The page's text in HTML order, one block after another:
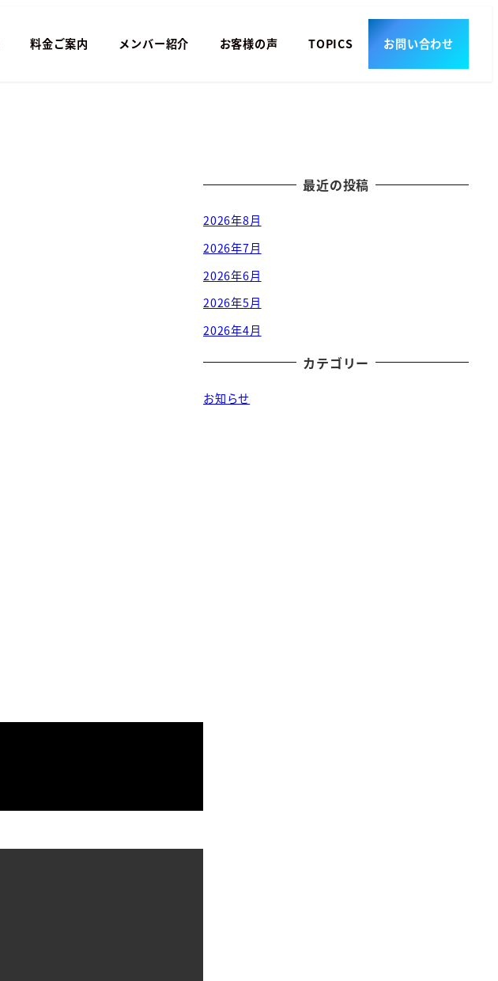
料金ご案内 メンバー紹介 お客様の声 TOPICS お問い合わせ
最近の投稿
2026年8月
2026年7月
2026年6月
2026年5月
2026年4月
カテゴリー
お知らせ